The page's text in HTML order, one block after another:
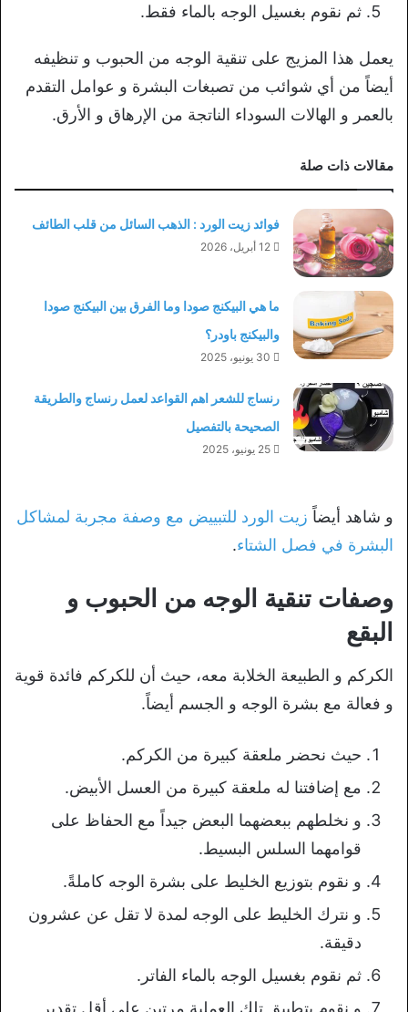
ثم نقوم بغسيل الوجه بالماء فقط.
يعمل هذا المزيج على تنقية الوجه من الحبوب و تنظيفه
أيضاً من أي شوائب من تصبغات البشرة و عوامل التقدم
بالعمر و الهالات السوداء الناتجة من الإرهاق و الأرق.
مقالات ذات صلة
فوائد زيت الورد : الذهب السائل من قلب الطائف
12 أبريل، 2026
ما هي البيكنج صودا وما الفرق بين البيكنج صودا
والبيكنج باودر؟
30 يونيو، 2025
رنساج للشعر اهم القواعد لعمل رنساج والطريقة
الصحيحة بالتفصيل
25 يونيو، 2025
و شاهد أيضاً زيت الورد للتبييض مع وصفة مجربة لمشاكل
البشرة في فصل الشتاء.
وصفات تنقية الوجه من الحبوب و
البقع
الكركم و الطبيعة الخلابة معه، حيث أن للكركم فائدة قوية
و فعالة مع بشرة الوجه و الجسم أيضاً.
حيث نحضر ملعقة كبيرة من الكركم.
مع إضافتنا له ملعقة كبيرة من العسل الأبيض.
و نخلطهم ببعضهما البعض جيداً مع الحفاظ على
قوامهما السلس البسيط.
و نقوم بتوزيع الخليط على بشرة الوجه كاملةً.
و نترك الخليط على الوجه لمدة لا تقل عن عشرون
دقيقة.
ثم نقوم بغسيل الوجه بالماء الفاتر.
و نقوم بتطبيق تلك العملية مرتين على أقل تقدير